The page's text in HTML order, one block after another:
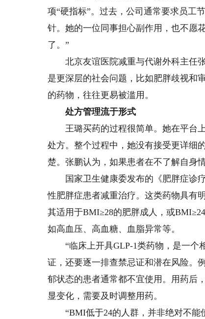
项“硬指标”。过去，公司通常要求员工
针。她的一位同事担心副作用，也不愿
了。”
北京友谊医院减重与代谢外科主任张
是更深层的社会问题，比如肥胖歧视和
的药物，往往更易被滥用。
处方管理流于形式
王璐买药的过程很简单。她在平台上
处方。整个过程中，她没有接受更详细
楚。张鹏认为，如果患者在不了解自身
国家卫生健康委发布的《肥胖症诊疗
性肥胖症患者减重治疗。这类药物具有
其适用于BMI≥28的肥胖成人，或
如高血压、高血糖、血脂异常等。
“临床上开具GLP-1类药物，是一个
证，还要逐一排查禁忌证和潜在风险。
郁状态的患者通常都不宜使用。用药后
显变化，需要及时调整用药。
“BMI低于24的人群，并非绝对不能